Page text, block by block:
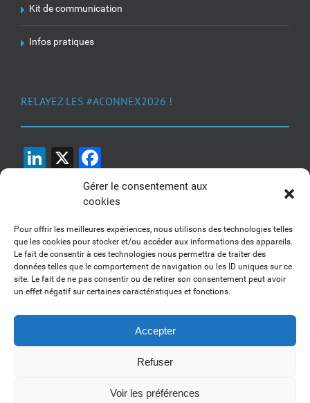
Gérer le consentement aux
cookies
Pour offrir les meilleures expériences, nous utilisons des technologies telles
que les cookies pour stocker et/ou accéder aux informations des appareils.
Le fait de consentir à ces technologies nous permettra de traiter des
données telles que le comportement de navigation ou les ID uniques sur ce
site. Le fait de ne pas consentir ou de retirer son consentement peut avoir
un effet négatif sur certaines caractéristiques et fonctions.
Accepter
Refuser
Voir les préférences
Kit de communication
Infos pratiques
RELAYEZ LES #ACONNEX2026 !
LinkedIn
X
1, 2, 3... Buzzez !
Découvrez nos kits communication